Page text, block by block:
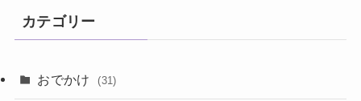
カテゴリー
おでかけ (31)